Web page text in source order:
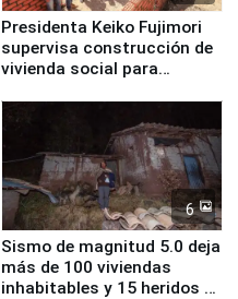
Presidenta Keiko Fujimori
supervisa construcción de
vivienda social para
6
Sismo de magnitud 5.0 deja
más de 100 viviendas
inhabitables y 15 heridos en